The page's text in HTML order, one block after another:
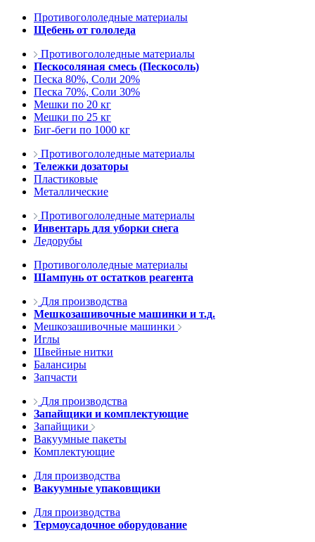
Противогололедные материалы
Щебень от гололеда
Противогололедные материалы
Пескосоляная смесь (Пескосоль)
Песка 80%, Соли 20%
Песка 70%, Соли 30%
Мешки по 20 кг
Мешки по 25 кг
Биг-беги по 1000 кг
Противогололедные материалы
Тележки дозаторы
Пластиковые
Металлические
Противогололедные материалы
Инвентарь для уборки снега
Ледорубы
Противогололедные материалы
Шампунь от остатков реагента
Для производства
Мешкозашивочные машинки и т.д.
Мешкозашивочные машинки
Иглы
Швейные нитки
Балансиры
Запчасти
Для производства
Запайщики и комплектующие
Запайщики
Вакуумные пакеты
Комплектующие
Для производства
Вакуумные упаковщики
Для производства
Термоусадочное оборудование